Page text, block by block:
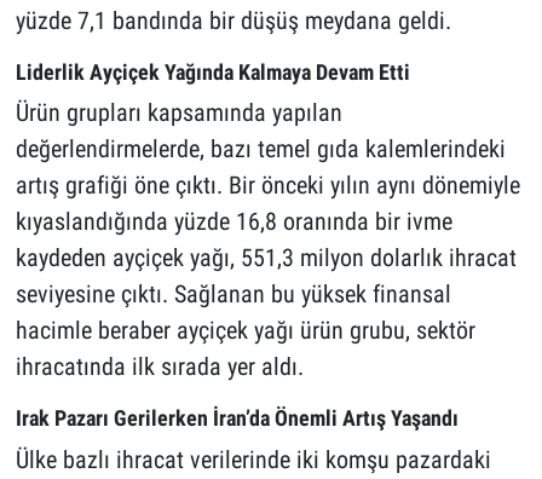
yüzde 7,1 bandında bir düşüş meydana geldi.
Liderlik Ayçiçek Yağında Kalmaya Devam Etti
Ürün grupları kapsamında yapılan
değerlendirmelerde, bazı temel gıda kalemlerindeki
artış grafiği öne çıktı. Bir önceki yılın aynı dönemiyle
kıyaslandığında yüzde 16,8 oranında bir ivme
kaydeden ayçiçek yağı, 551,3 milyon dolarlık ihracat
seviyesine çıktı. Sağlanan bu yüksek finansal
hacimle beraber ayçiçek yağı ürün grubu, sektör
ihracatında ilk sırada yer aldı.
Irak Pazarı Gerilerken İran’da Önemli Artış Yaşandı
Ülke bazlı ihracat verilerinde iki komşu pazardaki